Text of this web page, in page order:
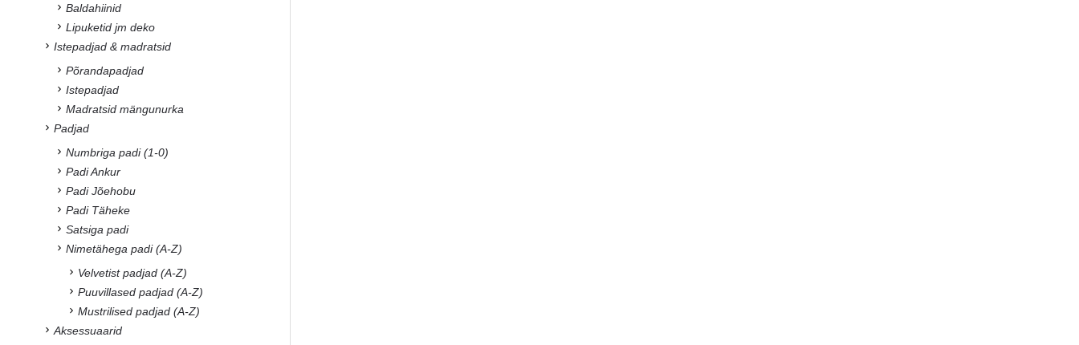
Baldahiinid
Lipuketid jm deko
Istepadjad & madratsid
Põrandapadjad
Istepadjad
Madratsid mängunurka
Padjad
Numbriga padi (1-0)
Padi Ankur
Padi Jõehobu
Padi Täheke
Satsiga padi
Nimetähega padi (A-Z)
Velvetist padjad (A-Z)
Puuvillased padjad (A-Z)
Mustrilised padjad (A-Z)
Aksessuaarid